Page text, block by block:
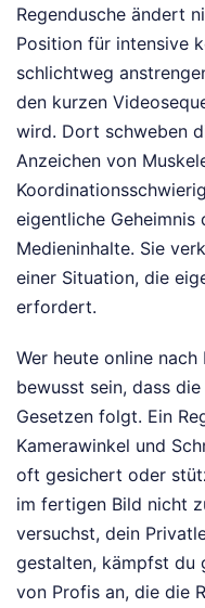
Regendusche ändert
Position für intensive
schlichtweg
den kurzen
wird. Dort schweben
Anzeichen von
eigentliche
Medieninhalte. Sie
einer Situation, die
erfordert.
Wer heute online
bewusst sein, dass
Gesetzen folgt. Ein
Kamerawinkel und
oft gesichert oder
im fertigen Bild nicht
versuchst, dein
gestalten, kämpfst du
von Profis an, die die